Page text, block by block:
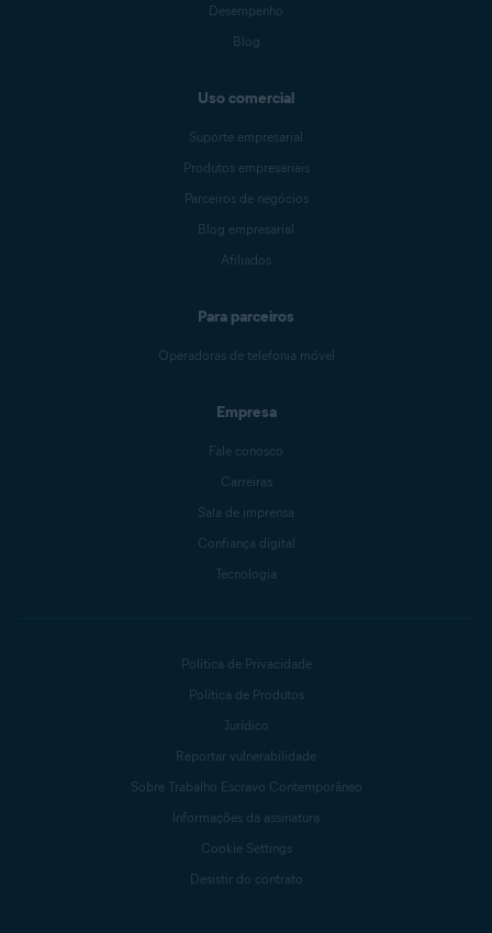
Desempenho
Blog
Uso comercial
Suporte empresarial
Produtos empresariais
Parceiros de negócios
Blog empresarial
Afiliados
Para parceiros
Operadoras de telefonia móvel
Empresa
Fale conosco
Carreiras
Sala de imprensa
Confiança digital
Tecnologia
Política de Privacidade
Política de Produtos
Jurídico
Reportar vulnerabilidade
Sobre Trabalho Escravo Contemporâneo
Informações da assinatura
Cookie Settings
Desistir do contrato